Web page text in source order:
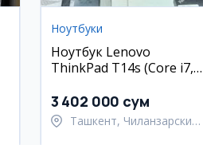
Ноутбуки
Ноутбук Lenovo
ThinkPad T14s (Core i7,
сенсорный экран)
3 402 000 сум
Ташкент, Чиланзарский